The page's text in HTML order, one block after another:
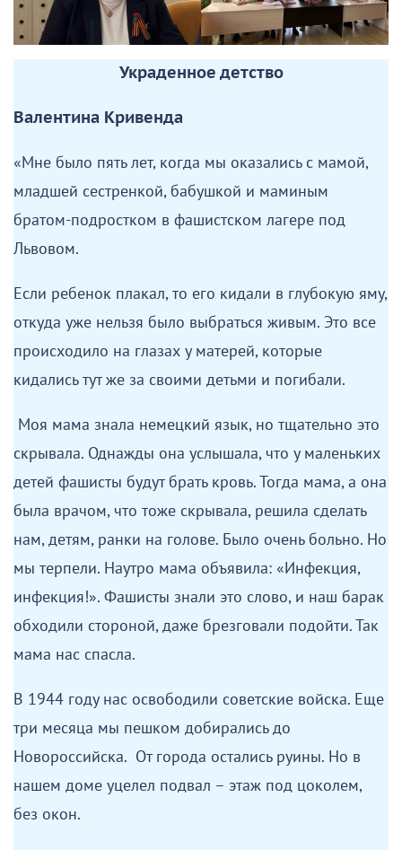
Украденное детство
Валентина Кривенда
«Мне было пять лет, когда мы оказались с мамой,
младшей сестренкой, бабушкой и маминым
братом-подростком в фашистском лагере под
Львовом.
Если ребенок плакал, то его кидали в глубокую яму,
откуда уже нельзя было выбраться живым. Это все
происходило на глазах у матерей, которые
кидались тут же за своими детьми и погибали.
Моя мама знала немецкий язык, но тщательно это
скрывала. Однажды она услышала, что у маленьких
детей фашисты будут брать кровь. Тогда мама, а она
была врачом, что тоже скрывала, решила сделать
нам, детям, ранки на голове. Было очень больно. Но
мы терпели. Наутро мама объявила: «Инфекция,
инфекция!». Фашисты знали это слово, и наш барак
обходили стороной, даже брезговали подойти. Так
мама нас спасла.
В 1944 году нас освободили советские войска. Еще
три месяца мы пешком добирались до
Новороссийска. От города остались руины. Но в
нашем доме уцелел подвал – этаж под цоколем,
без окон.